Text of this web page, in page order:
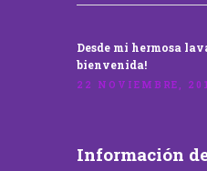
Desde mi hermosa
bienvenida!
22 NOVIEMBRE,
Información